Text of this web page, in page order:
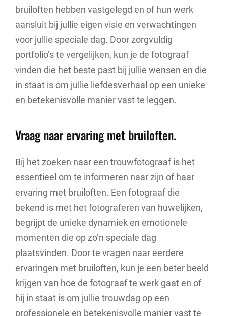
bruiloften hebben vastgelegd en of hun werk
aansluit bij jullie eigen visie en verwachtingen
voor jullie speciale dag. Door zorgvuldig
portfolio’s te vergelijken, kun je de fotograaf
vinden die het beste past bij jullie wensen en die
in staat is om jullie liefdesverhaal op een unieke
en betekenisvolle manier vast te leggen.
Vraag naar ervaring met bruiloften.
Bij het zoeken naar een trouwfotograaf is het
essentieel om te informeren naar zijn of haar
ervaring met bruiloften. Een fotograaf die
bekend is met het fotograferen van huwelijken,
begrijpt de unieke dynamiek en emotionele
momenten die op zo’n speciale dag
plaatsvinden. Door te vragen naar eerdere
ervaringen met bruiloften, kun je een beter beeld
krijgen van hoe de fotograaf te werk gaat en of
hij in staat is om jullie trouwdag op een
professionele en betekenisvolle manier vast te